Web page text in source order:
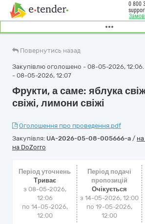
0 800
Повернутись назад
Закупівлю оголошено - 08-05-2026, 12:06.
- 08-05-2026, 12:07
Фрукти, а саме: яблука
свіжі, лимони свіжі
Оголошення про проведення.pdf
Закупівля: UA-2026-05-08-005666-a /
на DoZorro
Період уточнень
Триває
з 08-05-2026,
12:06
по 14-05-2026,
12:00
Період подачі
пропозицій
Очікується
з 14-05-2026, 12:00
по 19-05-2026,
12:00